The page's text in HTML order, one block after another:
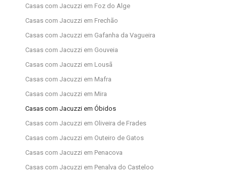
Casas com Jacuzzi em Foz do Alge
Casas com Jacuzzi em Frechão
Casas com Jacuzzi em Gafanha da Vagueira
Casas com Jacuzzi em Gouveia
Casas com Jacuzzi em Lousã
Casas com Jacuzzi em Mafra
Casas com Jacuzzi em Mira
Casas com Jacuzzi em Óbidos
Casas com Jacuzzi em Oliveira de Frades
Casas com Jacuzzi em Outeiro de Gatos
Casas com Jacuzzi em Penacova
Casas com Jacuzzi em Penalva do Casteloo